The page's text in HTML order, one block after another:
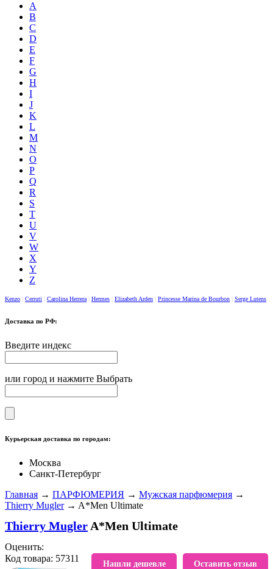
A
B
C
D
E
F
G
H
I
J
K
L
M
N
O
P
Q
R
S
T
U
V
W
X
Y
Z
Kenzo Cerruti Carolina Herrera Hermes Elizabeth Arden Princesse Marina de Bourbon Serge Lutens
Доставка по РФ:
Введите индекс
или город и нажмите Выбрать
Курьерская доставка по городам:
Москва
Санкт-Петербург
Главная → ПАРФЮМЕРИЯ → Мужская парфюмерия →
Thierry Mugler→ A*Men Ultimate
Thierry Mugler A*Men Ultimate
Оставить отзыв
Нашли дешевле
Оценить:
Код товара: 57311
В избранное